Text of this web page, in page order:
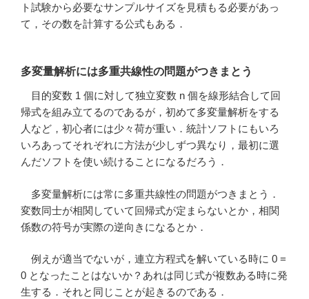
ト試験から必要なサンプルサイズを見積もる必要があっ
て，その数を計算する公式もある．
多変量解析には多重共線性の問題がつきまとう
目的変数 1 個に対して独立変数 n 個を線形結合して回
帰式を組み立てるのであるが，初めて多変量解析をする
人など，初心者には少々荷が重い．統計ソフトにもいろ
いろあってそれぞれに方法が少しずつ異なり，最初に選
んだソフトを使い続けることになるだろう．
多変量解析には常に多重共線性の問題がつきまとう．
変数同士が相関していて回帰式が定まらないとか，相関
係数の符号が実際の逆向きになるとか．
例えが適当でないが，連立方程式を解いている時に 0 =
0 となったことはないか？あれは同じ式が複数ある時に発
生する．それと同じことが起きるのである．